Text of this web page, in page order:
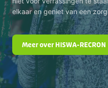
elkaar en geniet van een
Meer over HISWA-RECRON